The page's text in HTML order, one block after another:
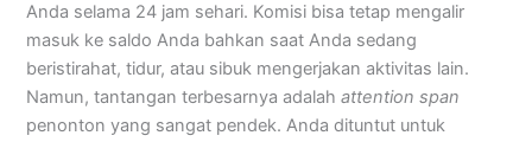
Anda selama 24 jam sehari. Komisi bisa tetap mengalir
masuk ke saldo Anda bahkan saat Anda sedang
beristirahat, tidur, atau sibuk mengerjakan aktivitas lain.
Namun, tantangan terbesarnya adalahattention span
penonton yang sangat pendek. Anda dituntut untuk